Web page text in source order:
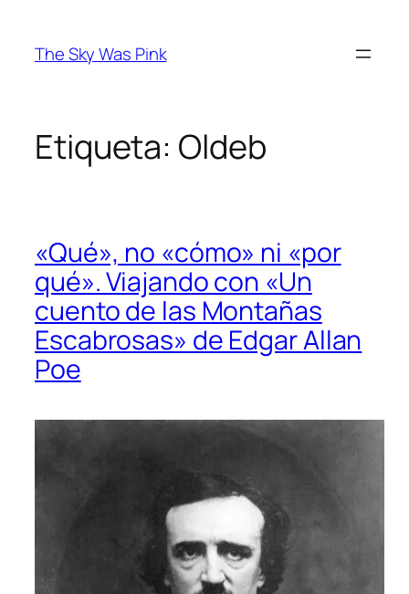
contenido
The Sky Was Pink
Etiqueta: Oldeb
«Qué», no «cómo» ni «por
qué». Viajando con «Un
cuento de las Montañas
Escabrosas» de Edgar Allan
Poe